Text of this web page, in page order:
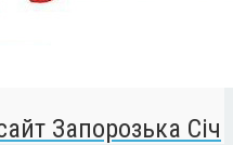
Запорозька Січ